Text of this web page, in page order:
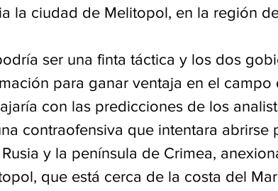
la ciudad de Melitopol, en la región
ser una finta táctica y los dos
para ganar ventaja en el campo
con las predicciones de los
contraofensiva que intentara abrirse
y la península de Crimea,
que está cerca de la costa del